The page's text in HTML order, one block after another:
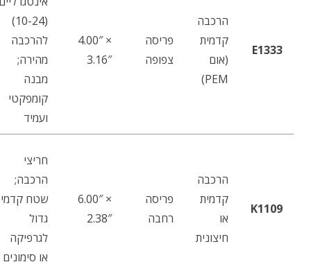
E1333
הרכבה
קדמית
(אום
PEM)
פריסה
צפופה
‎4.00″ ×
3.16″‎
(10-24)
להרכבה
מהירה;
מבנה
קומפקטי
ועמיד
K1109
הרכבה
קדמית
או
חיצונית
פריסה
רחבה
‎6.00″ ×
2.38″‎
חריצי
הרכבה;
שטח קדמי
גדול
לגרפיקה
או סימונים